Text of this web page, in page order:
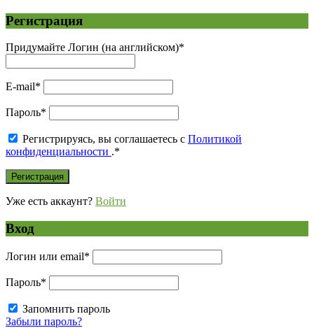
Регистрация
Придумайте Логин (на английском)*
E-mail*
Пароль*
Регистрируясь, вы соглашаетесь с Политикой
конфиденциальности .*
Уже есть аккаунт? Войти
Вход
Логин или email*
Пароль*
Запомнить пароль
Забыли пароль?